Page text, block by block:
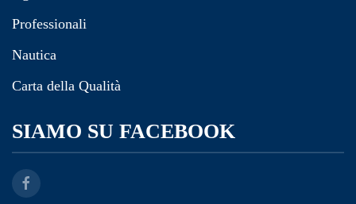
Professionali
Nautica
Carta della Qualità
SIAMO SU FACEBOOK